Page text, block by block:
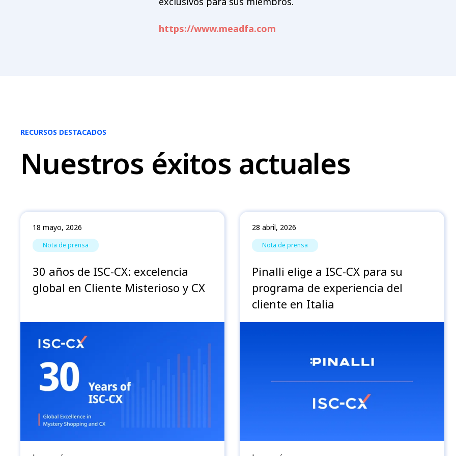
https://www.meadfa.com
RECURSOS DESTACADOS
Nuestros éxitos actuales
18 mayo, 2026
Nota de prensa
30 años de ISC-CX: excelencia
global en Cliente Misterioso y CX
28 abril, 2026
Nota de prensa
Pinalli elige a ISC-CX para su
programa de experiencia del
cliente en Italia